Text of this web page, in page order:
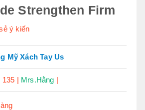
Strengthen Firm
ý kiến
Mỹ Xách Tay Us
135 | Mrs.Hằng |